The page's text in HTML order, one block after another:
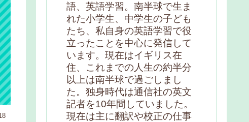
語、英語学習。南半球で生ま
れた小学生、中学生の子ども
たち、私自身の英語学習で役
立ったことを中心に発信して
います。現在はイギリス在
住、これまでの人生の約半分
以上は南半球で過ごしまし
た。独身時代は通信社の英文
記者を10年間していました。
現在は主に翻訳や校正の仕事